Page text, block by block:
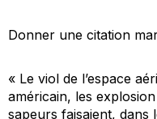
Donner une citation
« Le viol de l’espace
américain, les
sapeurs faisaient, dans